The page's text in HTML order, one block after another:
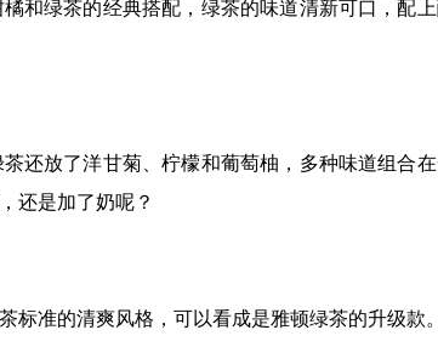
和绿茶的经典搭配，绿茶的味道清新可口，配
还放了洋甘菊、柠檬和葡萄柚，多种味道组合
还是加了奶呢？
准的清爽风格，可以看成是雅顿绿茶的升级款。